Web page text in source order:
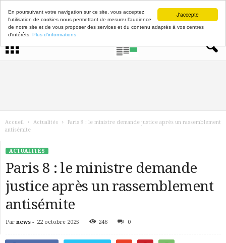
J'accepte
En poursuivant votre navigation sur ce site, vous acceptez
l'utilisation de cookies nous permettant de mesurer l'audience
de notre site et de vous proposer des services et du contenu adaptés à vos centres
d'intérêts. Plus d'informations
Accueil Actualités
Paris 8 : le ministre demande justice après un rassemblement
antisémite
ACTUALITÉS
Paris 8 : le ministre demande
justice après un rassemblement
antisémite
Par news - 22 octobre 2025 246 0